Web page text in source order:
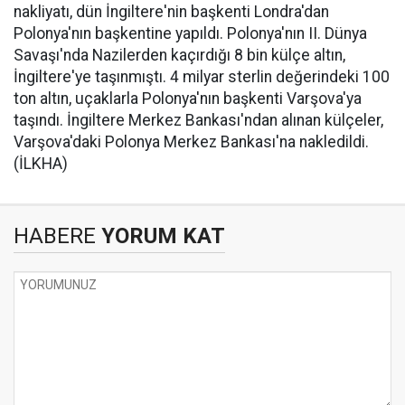
nakliyatı, dün İngiltere'nin başkenti Londra'dan
Polonya'nın başkentine yapıldı. Polonya'nın II. Dünya
Savaşı'nda Nazilerden kaçırdığı 8 bin külçe altın,
İngiltere'ye taşınmıştı. 4 milyar sterlin değerindeki 100
ton altın, uçaklarla Polonya'nın başkenti Varşova'ya
taşındı. İngiltere Merkez Bankası'ndan alınan külçeler,
Varşova'daki Polonya Merkez Bankası'na nakledildi.
(İLKHA)
HABERE YORUM KAT